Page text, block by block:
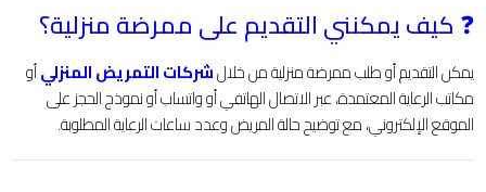
❓ كيف يمكنني التقديم على ممرضة منزلية؟
يمكن التقديم أو طلب ممرضة منزلية من خلالشركات التمريض المنزليأو
مكاتب الرعاية المعتمدة، عبر الاتصال الهاتفي أو واتساب أو نموذج الحجز على
الموقع الإلكتروني، مع توضيح حالة المريض وعدد ساعات الرعاية المطلوبة.